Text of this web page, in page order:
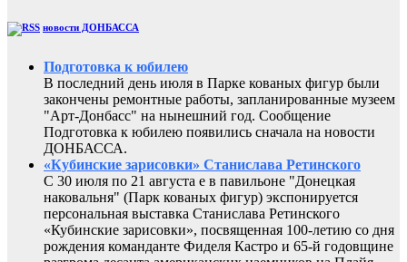
новости ДОНБАССА
Подготовка к юбилею
В последний день июля в Парке кованых фигур были
закончены ремонтные работы, запланированные музеем
"Арт-Донбасс" на нынешний год. Сообщение
Подготовка к юбилею появились сначала на новости
ДОНБАССА.
«Кубинские зарисовки» Станислава Ретинского
С 30 июля по 21 августа е в павильоне "Донецкая
наковальня" (Парк кованых фигур) экспонируется
персональная выставка Станислава Ретинского
«Кубинские зарисовки», посвященная 100-летию со дня
рождения команданте Фиделя Кастро и 65-й годовщине